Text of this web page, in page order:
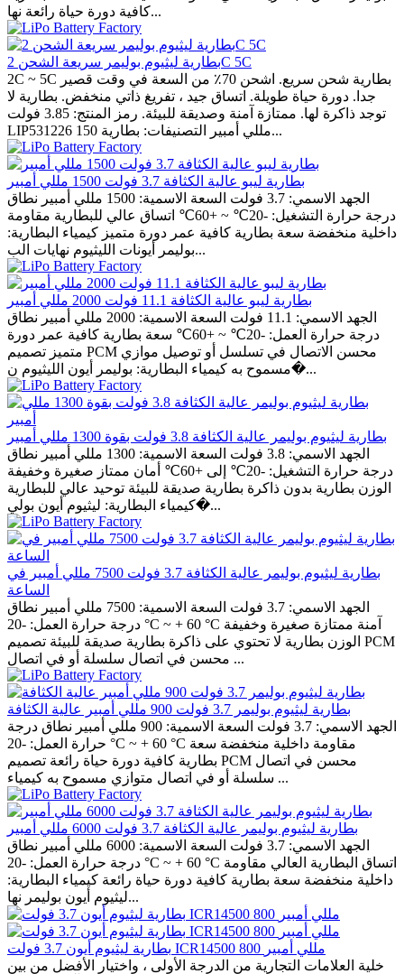
كافية دورة حياة رائعة نها...
بطارية ليثيوم بوليمر سريعة الشحن 2C 5C
2C ~ 5C بطارية شحن سريع. اشحن 70٪ من السعة في وقت قصير
جدا. دورة حياة طويلة. اتساق جيد ، تفريغ ذاتي منخفض. بطارية لا
توجد ذاكرة لها. ممتازة آمنة وصديقة للبيئة. رمز المنتج: 3.85 فولت
LIP531226 150 مللي أمبير التصنيفات: بطارية...
بطارية ليبو عالية الكثافة 3.7 فولت 1500 مللي أمبير
الجهد الاسمي: 3.7 فولت السعة الاسمية: 1500 مللي أمبير نطاق
درجة حرارة التشغيل: -20℃ ~ +60℃ اتساق عالي للبطارية مقاومة
داخلية منخفضة سعة بطارية كافية عمر دورة متميز كيمياء البطارية:
بوليمر أيونات الليثيوم نهايات الب...
بطارية ليبو عالية الكثافة 11.1 فولت 2000 مللي أمبير
الجهد الاسمي: 11.1 فولت السعة الاسمية: 2000 مللي أمبير نطاق
درجة حرارة العمل: -20℃ ~ +60℃ سعة بطارية كافية عمر دورة
متميز تصميم PCM محسن الاتصال في تسلسل أو توصيل موازي
مسموح به كيمياء البطارية: بوليمر أيون الليثيوم ن�...
بطارية ليثيوم بوليمر عالية الكثافة 3.8 فولت بقوة 1300 مللي أمبير
الجهد الاسمي: 3.8 فولت السعة الاسمية: 1300 مللي أمبير نطاق
درجة حرارة التشغيل: -20℃ إلى +60℃ أمان ممتاز صغيرة وخفيفة
الوزن بطارية بدون ذاكرة بطارية صديقة للبيئة توحيد عالي للبطارية
كيمياء البطارية: ليثيوم أيون بولي�...
بطارية ليثيوم بوليمر عالية الكثافة 3.7 فولت 7500 مللي أمبير في
الساعة
الجهد الاسمي: 3.7 فولت السعة الاسمية: 7500 مللي أمبير نطاق
درجة حرارة العمل: -20 °C ~ + 60 °C آمنة ممتازة صغيرة وخفيفة
الوزن بطارية لا تحتوي على ذاكرة بطارية صديقة للبيئة تصميم PCM
محسن في اتصال سلسلة أو في اتصال ...
بطارية ليثيوم بوليمر 3.7 فولت 900 مللي أمبير عالية الكثافة
الجهد الاسمي: 3.7 فولت السعة الاسمية: 900 مللي أمبير نطاق درجة
حرارة العمل: -20 °C ~ + 60 °C مقاومة داخلية منخفضة سعة
بطارية كافية دورة حياة رائعة تصميم PCM محسن في اتصال
سلسلة أو في اتصال متوازي مسموح به كيمياء ...
بطارية ليثيوم بوليمر عالية الكثافة 3.7 فولت 6000 مللي أمبير
الجهد الاسمي: 3.7 فولت السعة الاسمية: 6000 مللي أمبير نطاق
درجة حرارة العمل: -20 °C ~ + 60 °C اتساق البطارية العالي مقاومة
داخلية منخفضة سعة بطارية كافية دورة حياة رائعة كيمياء البطارية:
ليثيوم أيون بوليمر نها...
بطارية ليثيوم أيون 3.7 فولت ICR14500 800 مللي أمبير
خلية العلامات التجارية من الدرجة الأولى ، واختيار الأفضل من بين